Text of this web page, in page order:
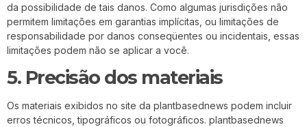
da possibilidade de tais danos. Como algumas jurisdições não
permitem limitações em garantias implícitas, ou limitações de
responsabilidade por danos conseqüentes ou incidentais, essas
limitações podem não se aplicar a você.
5. Precisão dos materiais
Os materiais exibidos no site da plantbasednews podem incluir
erros técnicos, tipográficos ou fotográficos. plantbasednews